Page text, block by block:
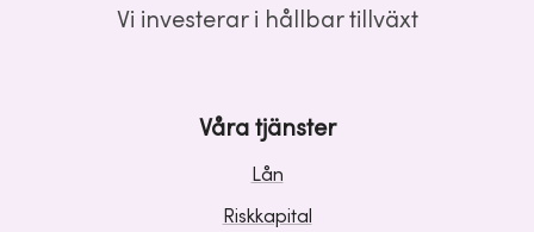
Vi investerar i hållbar tillväxt
Våra tjänster
Lån
Riskkapital